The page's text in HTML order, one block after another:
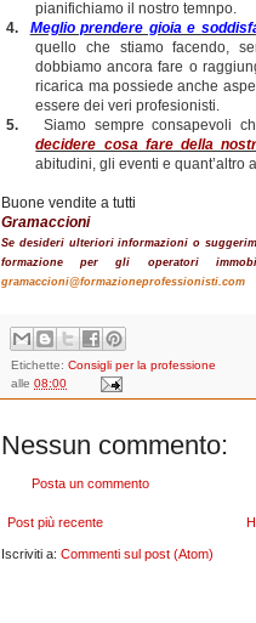
pianifichiamo il nostro temnpo.
4.
Meglio prendere gioia e
quello che stiamo facendo,
dobbiamo ancora fare o
ricarica ma possiede anche
essere dei veri profesionisti.
5.
Siamo sempre consapevoli
decidere cosa fare della
abitudini, gli eventi e quant’altro
Buone
Gramaccioni
Se desideri ulteriori informazioni o
formazione per gli operatori
gramaccioni@formazioneprofessionisti.com
Etichette: Consigli per la professione
alle 08:00
Nessun commento:
Posta un commento
Post più recente
Iscriviti a: Commenti sul post (Atom)